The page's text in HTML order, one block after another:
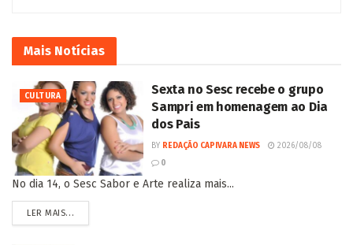
Mais Notícias
CULTURA
Sexta no Sesc recebe o grupo
Sampri em homenagem ao Dia
dos Pais
BY REDAÇÃO CAPIVARA NEWS
2026/08/08
0
No dia 14, o Sesc Sabor e Arte realiza mais...
LER MAIS...